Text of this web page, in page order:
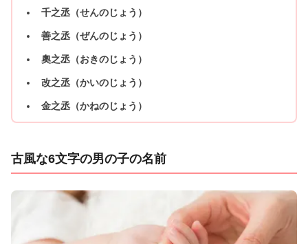
千之丞（せんのじょう）
善之丞（ぜんのじょう）
奧之丞（おきのじょう）
改之丞（かいのじょう）
金之丞（かねのじょう）
古風な6文字の男の子の名前